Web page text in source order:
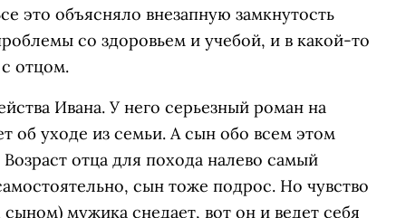
это объясняло внезапную замкнутость
со здоровьем и учебой, и в какой-то
отцом.
Ивана. У него серьезный роман на
об уходе из семьи. А сын обо всем этом
отца для похода налево самый
сын тоже подрос. Но чувство
мужика снедает, вот он и ведет себя